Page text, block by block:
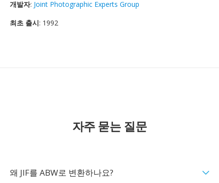
개발자: Joint Photographic Experts Group
최초 출시: 1992
자주 묻는 질문
왜 JIF를 ABW로 변환하나요?